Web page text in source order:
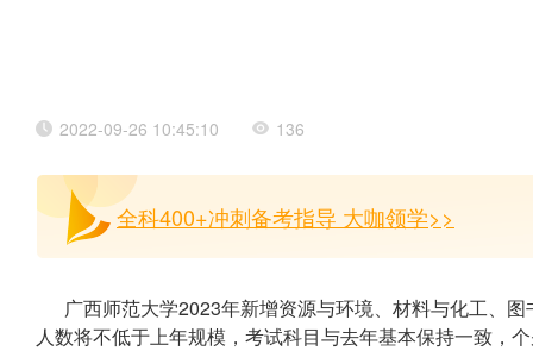
2022-09-26 10:45:10 136
全科400+冲刺备考指导 大咖领学>>
广西师范大学2023年新增资源与环境、材料与化工、
人数将不低于上年规模，考试科目与去年基本保持一致，